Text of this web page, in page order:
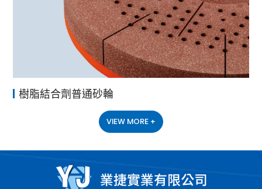
樹脂結合劑普通砂輪
VIEW MORE +